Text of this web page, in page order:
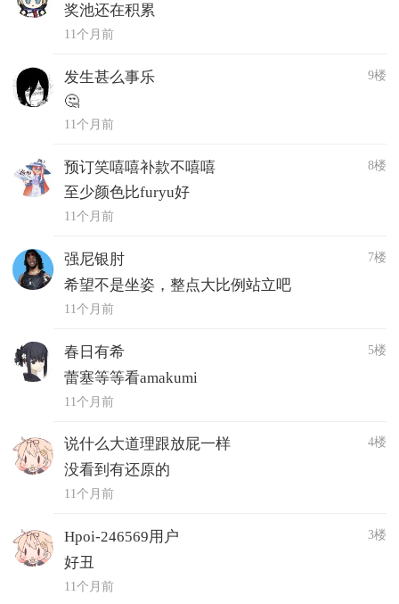
奖池还在积累
11个月前
发生甚么事乐 9楼
🤔
11个月前
预订笑嘻嘻补款不嘻嘻 8楼
至少颜色比furyu好
11个月前
强尼银肘 7楼
希望不是坐姿，整点大比例站立吧
11个月前
春日有希 5楼
蕾塞等等看amakumi
11个月前
说什么大道理跟放屁一样 4楼
没看到有还原的
11个月前
Hpoi-246569用户 3楼
好丑
11个月前